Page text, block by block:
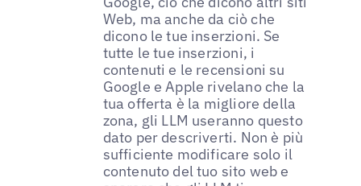
Web, ma anche da ciò che
dicono le tue inserzioni. Se
tutte le tue inserzioni, i
contenuti e le recensioni su
Google e Apple rivelano che la
tua offerta è la migliore della
zona, gli LLM useranno questo
dato per descriverti. Non è più
sufficiente modificare solo il
contenuto del tuo sito web e